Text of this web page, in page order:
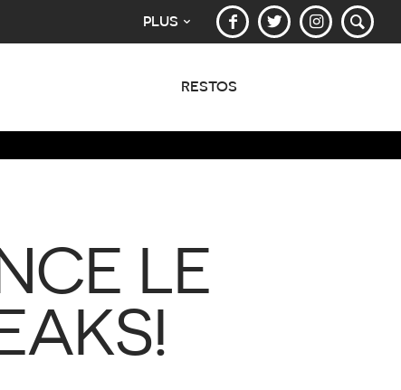
PLUS
RESTOS
LE